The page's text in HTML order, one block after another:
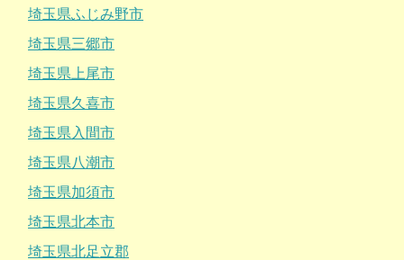
埼玉県ふじみ野市
埼玉県三郷市
埼玉県上尾市
埼玉県久喜市
埼玉県入間市
埼玉県八潮市
埼玉県加須市
埼玉県北本市
埼玉県北足立郡